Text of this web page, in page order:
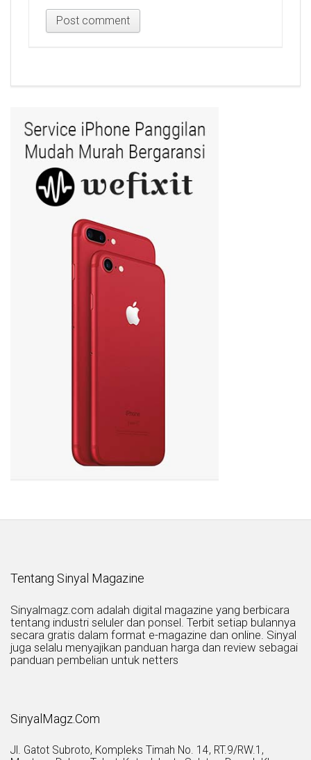
Tentang Sinyal Magazine
Sinyalmagz.com adalah digital magazine yang berbicara
tentang industri seluler dan ponsel. Terbit setiap bulannya
secara gratis dalam format e-magazine dan online. Sinyal
juga selalu menyajikan panduan harga dan review sebagai
panduan pembelian untuk netters
SinyalMagz.Com
Jl. Gatot Subroto, Kompleks Timah No. 14, RT.9/RW.1,